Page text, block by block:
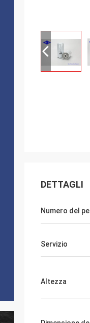
DETTAGLI
Numero del
Servizio
Altezza